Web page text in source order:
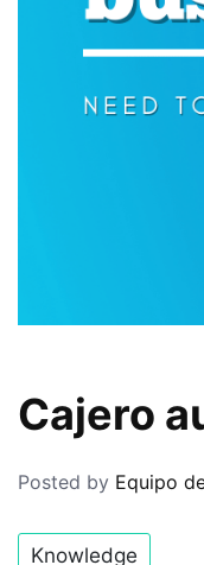
Cajero
Posted by Equipo
Knowledge